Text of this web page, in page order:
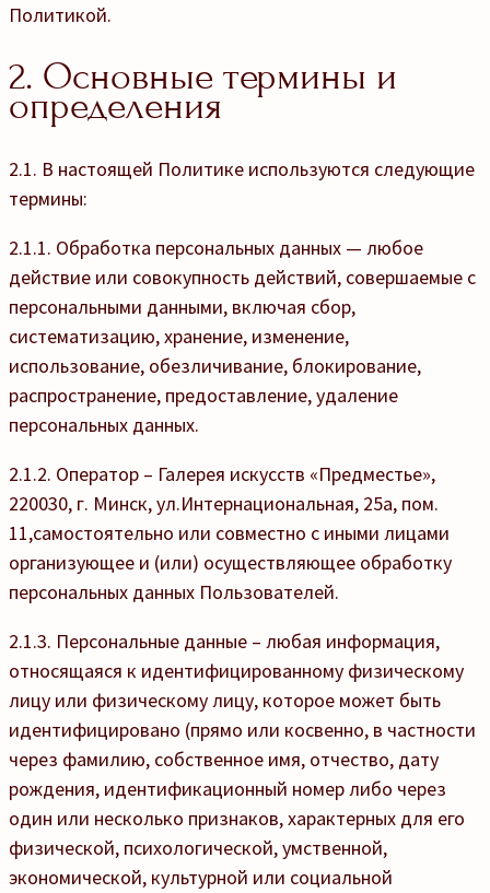
Политикой.
2. Основные термины и
определения
2.1. В настоящей Политике используются следующие
термины:
2.1.1. Обработка персональных данных — любое
действие или совокупность действий, совершаемые с
персональными данными, включая сбор,
систематизацию, хранение, изменение,
использование, обезличивание, блокирование,
распространение, предоставление, удаление
персональных данных.
2.1.2. Оператор – Галерея искусств «Предместье»,
220030, г. Минск, ул.Интернациональная, 25а, пом.
11,самостоятельно или совместно с иными лицами
организующее и (или) осуществляющее обработку
персональных данных Пользователей.
2.1.3. Персональные данные – любая информация,
относящаяся к идентифицированному физическому
лицу или физическому лицу, которое может быть
идентифицировано (прямо или косвенно, в частности
через фамилию, собственное имя, отчество, дату
рождения, идентификационный номер либо через
один или несколько признаков, характерных для его
физической, психологической, умственной,
экономической, культурной или социальной